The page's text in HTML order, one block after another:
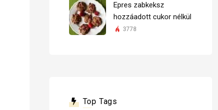
Epres zabkeksz
hozzáadott cukor nélkül
3778
Top Tags